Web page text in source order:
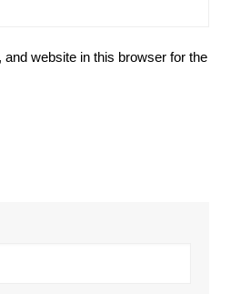
website in this browser for the